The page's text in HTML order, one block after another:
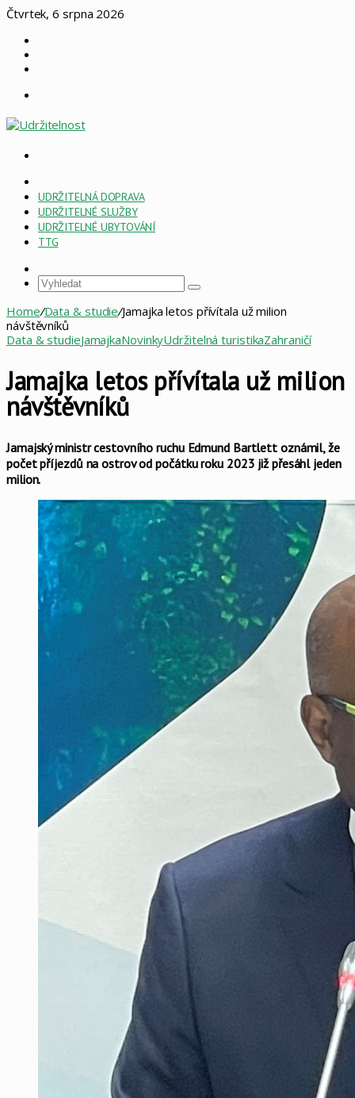
Čtvrtek, 6 srpna 2026
PAGE
ESG
UDRŽITELNÁ DOPRAVA
UDRŽITELNÉ SLUŽBY
UDRŽITELNÉ UBYTOVÁNÍ
TTG
Vyhledat
Home/Data & studie/Jamajka letos přívítala už milion
návštěvníků
Data & studieJamajkaNovinkyUdržitelná turistikaZahraničí
Jamajka letos přívítala už milion
návštěvníků
Jamajský ministr cestovního ruchu Edmund Bartlett oznámil, že
počet příjezdů na ostrov od počátku roku 2023 již přesáhl jeden
milion.